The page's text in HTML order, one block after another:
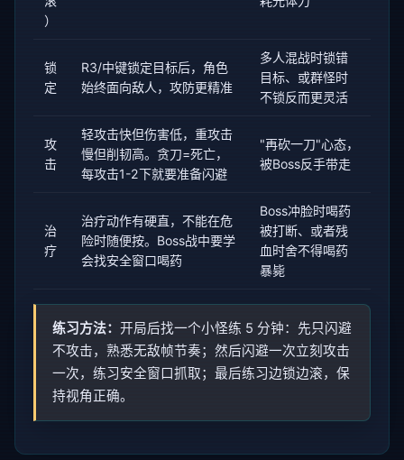
）
锁
定
R3/中键锁定目标后，角色
始终面向敌人，攻防更精准
多人混战时锁错
目标、或群怪时
不锁反而更灵活
攻
击
轻攻击快但伤害低，重攻击
慢但削韧高。贪刀=死亡，
每攻击1-2下就要准备闪避
"再砍一刀"心态，
被Boss反手带走
治
疗
治疗动作有硬直，不能在危
险时随便按。Boss战中要学
会找安全窗口喝药
Boss冲脸时喝药
被打断、或者残
血时舍不得喝药
暴毙
练习方法： 开局后找一个小怪练 5 分钟：先只闪避
不攻击，熟悉无敌帧节奏；然后闪避一次立刻攻击
一次，练习安全窗口抓取；最后练习边锁边滚，保
持视角正确。